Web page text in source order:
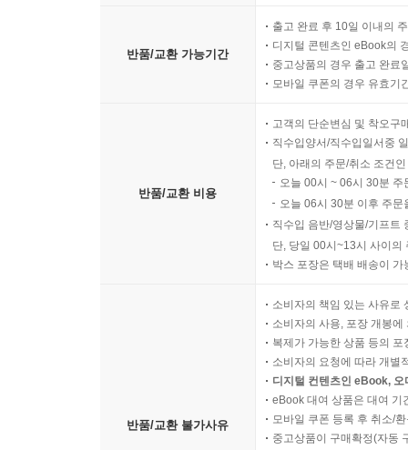
반품/교환 가능기간
출고 완료 후 10일 이내의
디지털 콘텐츠인 eBook의
중고상품의 경우 출고 완료
모바일 쿠폰의 경우 유효기
반품/교환 비용
고객의 단순변심 및 착오구
직수입양서/직수입일서중
단, 아래의 주문/취소 조건
오늘 00시 ~ 06시 30분
오늘 06시 30분 이후 주
직수입 음반/영상물/기프트
단, 당일 00시~13시 사이의
박스 포장은 택배 배송이
반품/교환 불가사유
소비자의 책임 있는 사유로
소비자의 사용, 포장 개봉
복제가 가능한 상품 등의
소비자의 요청에 따라 개별
디지털 컨텐츠인 eBook,
eBook 대여 상품은 대여 기
모바일 쿠폰 등록 후 취소/
중고상품이 구매확정(자동